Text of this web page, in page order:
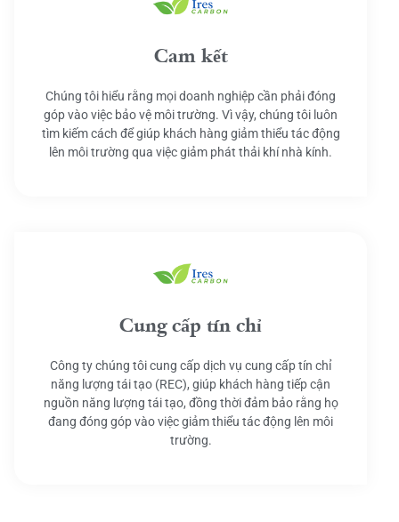
Cam kết
Chúng tôi hiểu rằng mọi doanh nghiệp cần phải đóng
góp vào việc bảo vệ môi trường. Vì vậy, chúng tôi luôn
tìm kiếm cách để giúp khách hàng giảm thiểu tác động
lên môi trường qua việc giảm phát thải khí nhà kính.
Cung cấp tín chỉ
Công ty chúng tôi cung cấp dịch vụ cung cấp tín chỉ
năng lượng tái tạo (REC), giúp khách hàng tiếp cận
nguồn năng lượng tái tạo, đồng thời đảm bảo rằng họ
đang đóng góp vào việc giảm thiểu tác động lên môi
trường.